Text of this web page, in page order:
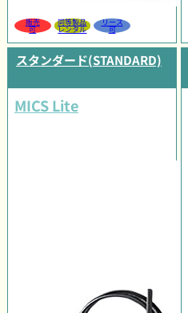
販売
可
同等製品
レンタル
リース
可
スタンダード(STANDARD)
MICS Lite